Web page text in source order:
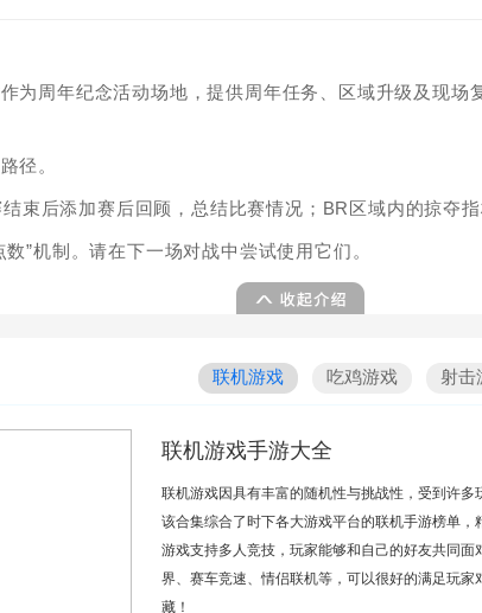
为周年纪念活动场地，提供周年任务、区域升级及现场
径。
束后添加赛后回顾，总结比赛情况；BR区域内的掠夺
数”机制。请在下一场对战中尝试使用它们。
联机游戏 吃鸡游戏 射击
联机游戏手游大全
联机游戏因具有丰富的随机性与挑战性，受到许多
该合集综合了时下各大游戏平台的联机手游榜单
游戏支持多人竞技，玩家能够和自己的好友共同
界、赛车竞速、情侣联机等，可以很好的满足玩
藏！